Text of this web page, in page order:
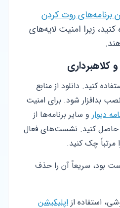
برنامه‌های روت کردن
کنید، زیرا امنیت لایه‌های
کلاهبرداری
کنید. دانلود از منابع
بدافزار شود. برای امنیت
دیوار و سایر برنامه‌ها از
حاصل کنید. نشست‌های فعال
بود، سریعاً آن را حذف
استفاده از اپلیکیشن